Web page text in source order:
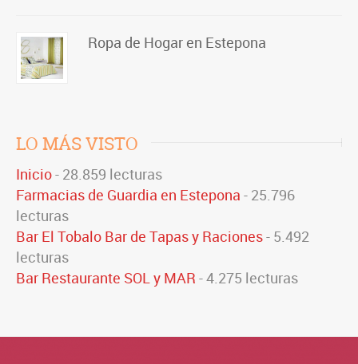
Ropa de Hogar en Estepona
LO MÁS VISTO
Inicio- 28.859 lecturas
Farmacias de Guardia en Estepona - 25.796
lecturas
Bar El Tobalo Bar de Tapas y Raciones- 5.492
lecturas
Bar Restaurante SOL y MAR - 4.275 lecturas